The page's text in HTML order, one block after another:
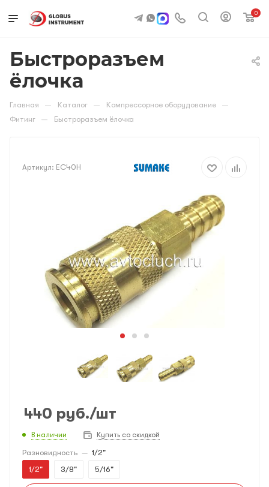
0
Быстроразъем
ёлочка
Главная — Каталог — Компрессорное оборудование —
Фитинг — Быстроразъем ёлочка
Артикул: EC40H
440 руб./шт
В наличии Купить со скидкой
Разновидность — 1/2"
1/2"
3/8" 5/16"